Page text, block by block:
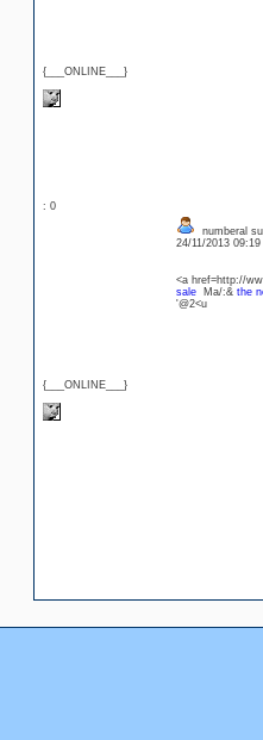
{___ONLINE___}
: 0
{___ONLINE___}
numberal
24/11/2013
<a href=http://
saleMa/:& the
'@2<u